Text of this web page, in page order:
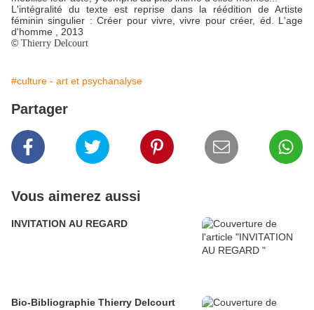
L'intégralité du texte est reprise dans la réédition de Artiste
féminin singulier : Créer pour vivre, vivre pour créer, éd. L'age
d'homme , 2013
© Thierry Delcourt
#culture - art et psychanalyse
Partager
Vous aimerez aussi
INVITATION AU REGARD
Bio-Bibliographie Thierry Delcourt